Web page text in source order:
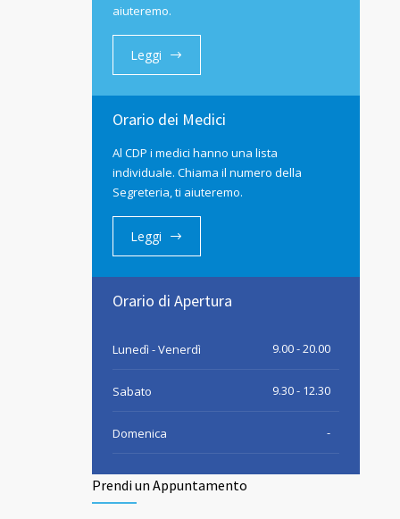
aiuteremo.
Leggi
Orario dei Medici
Al CDP i medici hanno una lista
individuale. Chiama il numero della
Segreteria, ti aiuteremo.
Leggi
Orario di Apertura
Lunedì - Venerdì 9.00 - 20.00
Sabato 9.30 - 12.30
Domenica -
Prendi un Appuntamento